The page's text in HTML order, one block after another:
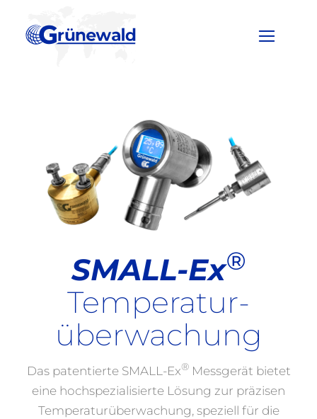
Inhalt
springen
SMALL-Ex®
Temperatur­
überwachung
Das patentierte SMALL-Ex®Messgerät bietet
eine hochspezialisierte Lösung zur präzisen
Temperaturüberwachung, speziell für die